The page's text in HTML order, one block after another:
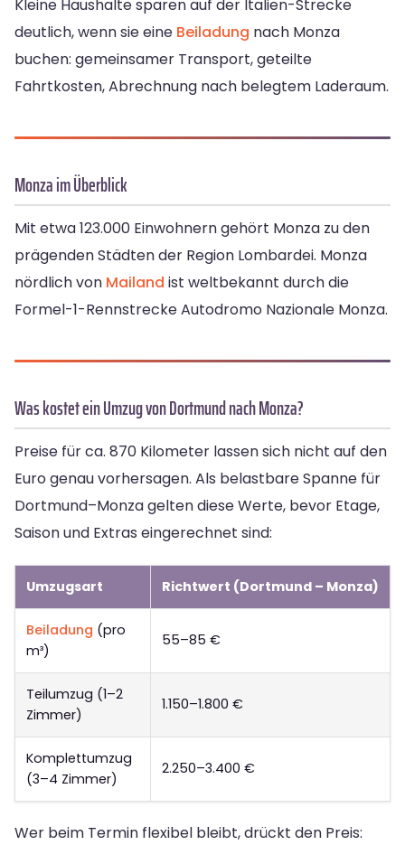
Kleine Haushalte sparen auf der Italien-Strecke
deutlich, wenn sie eine Beiladung nach Monza
buchen: gemeinsamer Transport, geteilte
Fahrtkosten, Abrechnung nach belegtem Laderaum.
Monza im Überblick
Mit etwa 123.000 Einwohnern gehört Monza zu den
prägenden Städten der Region Lombardei. Monza
nördlich von Mailand ist weltbekannt durch die
Formel-1-Rennstrecke Autodromo Nazionale Monza.
Was kostet ein Umzug von Dortmund nach Monza?
Preise für ca. 870 Kilometer lassen sich nicht auf den
Euro genau vorhersagen. Als belastbare Spanne für
Dortmund–Monza gelten diese Werte, bevor Etage,
Saison und Extras eingerechnet sind:
Umzugsart Richtwert (Dortmund – Monza)
Beiladung (pro
m³)
55–85 €
Teilumzug (1–2
Zimmer)
1.150–1.800 €
Komplettumzug
(3–4 Zimmer)
2.250–3.400 €
Wer beim Termin flexibel bleibt, drückt den Preis: